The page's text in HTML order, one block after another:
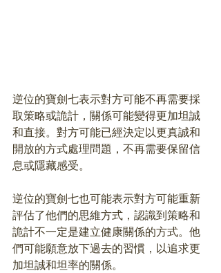
逆位的寶劍七表示對方可能不再需要採
取策略或詭計，關係可能變得更加坦誠
和直接。對方可能已經決定以更真誠和
開放的方式處理問題，不再需要保留信
息或隱藏感受。
逆位的寶劍七也可能表示對方可能重新
評估了他們的思維方式，認識到策略和
詭計不一定是建立健康關係的方式。他
們可能願意放下過去的習慣，以追求更
加坦誠和坦率的關係。